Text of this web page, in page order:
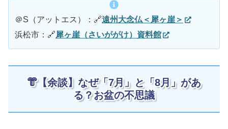
＠S（アットエス）：🔗遠州大念仏＜犀ヶ崖＞
浜松市：🔗犀ヶ崖（さいががけ）資料館
👘【余談】なぜ「7月」と「8月」があ
る？お盆の不思議